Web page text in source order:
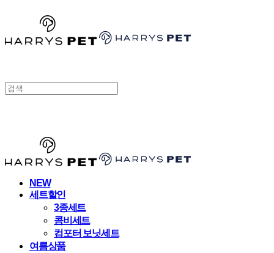
NEW
세트할인
3종세트
콤비세트
컴포터 보닛세트
여름상품